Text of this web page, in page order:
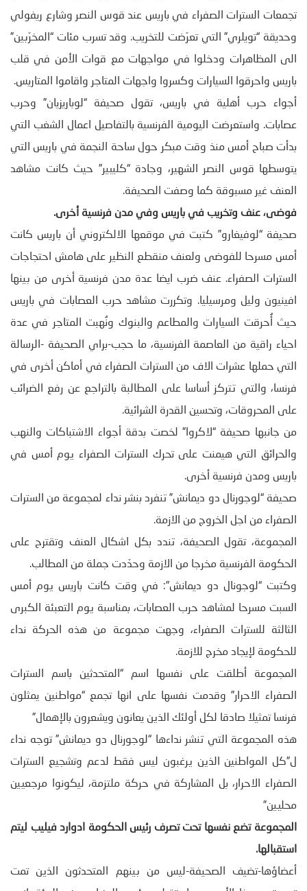
تجمعات السترات الصفراء في باريس عند قوس النصر وشارع ريفولي
وحديقة “تويلري” التي تعرّضت للتخريب. وقد تسرب مئات “المخرّبين”
الى المظاهرات ودخلوا في مواجهات مع قوات الأمن في قلب
باريس واحرقوا السيارات وكسروا واجهات المتاجر واقاموا المتاريس.
أجواء حرب أهلية في باريس، تقول صحيفة “لوباريزيان” وحرب
عصابات. واستعرضت اليومية الفرنسية بالتفاصيل اعمال الشغب التي
بدأت صباح أمس منذ وقت مبكر حول ساحة النجمة في باريس التي
يتوسطها قوس النصر الشهير، وجادة “كليبير” حيث كانت مشاهد
العنف غير مسبوقة كما وصفت الصحيفة.
فوضى، عنف وتخريب في باريس وفي مدن فرنسية أخرى.
صحيفة “لوفيغارو” كتبت في موقعها الالكتروني أن باريس كانت
أمس مسرحا للفوضى ولعنف منقطع النظير على هامش احتجاجات
السترات الصفراء. عنف ضرب ايضا عدة مدن فرنسية أخرى من بينها
افينيون وليل ومرسيليا. وتكررت مشاهد حرب العصابات في باريس
حيث أُحرقت السيارات والمطاعم والبنوك ونُهبت المتاجر في عدة
احياء راقية من العاصمة الفرنسية، ما حجب-براي الصحيفة -الرسالة
التي حملها عشرات الاف من السترات الصفراء في أماكن أخرى في
فرنسا، والتي تتركز أساسا على المطالبة بالتراجع عن رفع الضرائب
على المحروقات، وتحسين القدرة الشرائية.
من جانبها صحيفة “لاكروا” لخصت بدقة أجواء الاشتباكات والنهب
والحرائق التي هيمنت على تحرك السترات الصفراء يوم أمس في
باريس ومدن فرنسية أخرى.
صحيفة “لوجورنال دو ديمانش” تنفرد بنشر نداء لمجموعة من السترات
الصفراء من اجل الخروج من الازمة.
المجموعة، تقول الصحيفة، تندد بكل اشكال العنف وتقترح على
الحكومة الفرنسية مخرجا من الازمة وحدّدت جملة من المطالب.
وكتبت “لوجونال دو ديمانش”: في وقت كانت باريس يوم أمس
السبت مسرحا لمشاهد حرب العصابات، بمناسبة يوم التعبئة الكبرى
الثالثة للسترات الصفراء، وجهت مجموعة من هذه الحركة نداء
للحكومة لإيجاد مخرج للازمة.
المجموعة أطلقت على نفسها اسم “المتحدثين باسم السترات
الصفراء الاحرار” وقدمت نفسها على انها تجمع “مواطنين يمثلون
فرنسا تمثيلا صادقا لكل أولئك الذين يعانون ويشعرون بالإهمال”
هذه المجموعة التي تنشر نداءها “لوجورنال دو ديمانش” توجه نداء
ل”كل المواطنين الذين يرغبون ليس فقط لدعم وتشجيع السترات
الصفراء الاحرار، بل المشاركة في حركة ملتزمة، ليكونوا مرجعيين
محليين”
المجموعة تضع نفسها تحت تصرف رئيس الحكومة ادوارد فيليب ليتم
استقبالها.
أعضاؤها-تضيف الصحيفة-ليس من بينهم المتحدثون الذين تمت